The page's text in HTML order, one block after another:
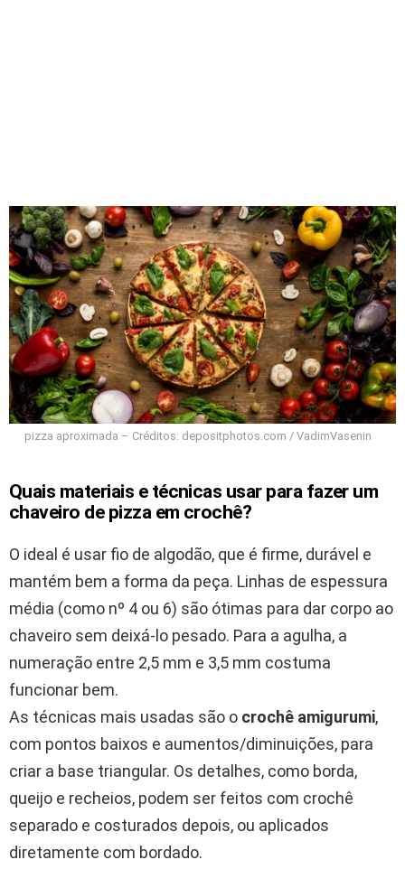
pizza aproximada – Créditos: depositphotos.com / VadimVasenin
Quais materiais e técnicas usar para fazer um
chaveiro de pizza em crochê?
O ideal é usar fio de algodão, que é firme, durável e
mantém bem a forma da peça. Linhas de espessura
média (como nº 4 ou 6) são ótimas para dar corpo ao
chaveiro sem deixá-lo pesado. Para a agulha, a
numeração entre 2,5 mm e 3,5 mm costuma
funcionar bem.
As técnicas mais usadas são o crochê amigurumi,
com pontos baixos e aumentos/diminuições, para
criar a base triangular. Os detalhes, como borda,
queijo e recheios, podem ser feitos com crochê
separado e costurados depois, ou aplicados
diretamente com bordado.